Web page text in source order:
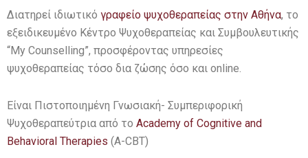
Διατηρεί ιδιωτικό γραφείο ψυχοθεραπείας στην Αθήνα, το
εξειδικευμένο Κέντρο Ψυχοθεραπείας και Συμβουλευτικής
“My Counselling”, προσφέροντας υπηρεσίες
ψυχοθεραπείας τόσο δια ζώσης όσο και online.
Είναι Πιστοποιημένη Γνωσιακή- Συμπεριφορική
Ψυχοθεραπεύτρια από το Academy of Cognitive and
Behavioral Therapies (A-CBT)